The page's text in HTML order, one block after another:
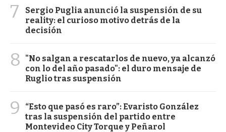
7
Sergio Puglia anunció la suspensión de su
reality: el curioso motivo detrás de la
decisión
8
"No salgan a rescatarlos de nuevo, ya alcanzó
con lo del año pasado": el duro mensaje de
Ruglio tras suspensión
9
“Esto que pasó es raro”: Evaristo González
tras la suspensión del partido entre
Montevideo City Torque y Peñarol